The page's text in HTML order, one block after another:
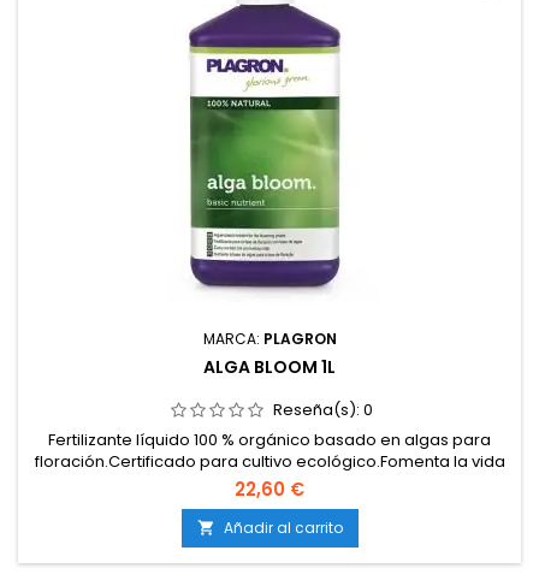
MARCA: PLAGRON
ALGA BLOOM 1L
Reseña(s): 0
Fertilizante líquido 100 % orgánico basado en algas para
floración.Certificado para cultivo ecológico.Fomenta la vida
microbiana del medio y mejora la estructura del
sustrato.Estimula el metabolismo vegetal con aminoácidos y
ingredientes orgánicos.Compatible con cultivos en tierra; no
apto para sistemas hidropónicos.Actúa como base de...
22,60 €
 Añadir al carrito